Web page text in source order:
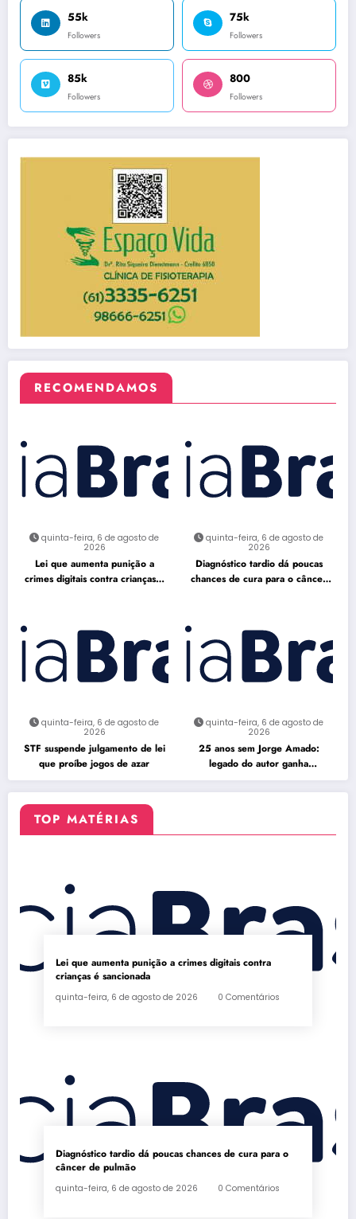
55k
Followers
75k
Followers
85k
Followers
800
Followers
RECOMENDAMOS
quinta-feira, 6 de agosto de
2026
Lei que aumenta punição a
crimes digitais contra crianças é
quinta-feira, 6 de agosto de
2026
Diagnóstico tardio dá poucas
chances de cura para o câncer
quinta-feira, 6 de agosto de
2026
STF suspende julgamento de lei
que proíbe jogos de azar
quinta-feira, 6 de agosto de
2026
25 anos sem Jorge Amado:
legado do autor ganha
celebração na Flipelô
TOP MATÉRIAS
Lei que aumenta punição a crimes digitais contra
crianças é sancionada
quinta-feira, 6 de agosto de 2026 0 Comentários
Diagnóstico tardio dá poucas chances de cura para o
câncer de pulmão
quinta-feira, 6 de agosto de 2026 0 Comentários